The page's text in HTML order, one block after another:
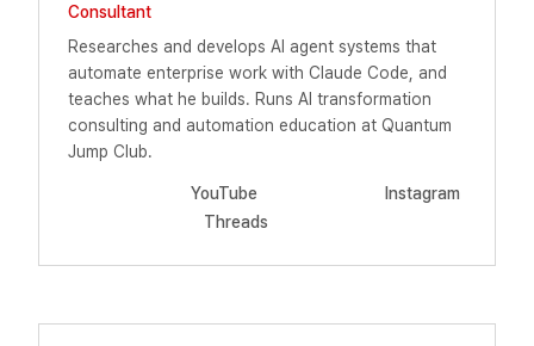
Consultant
Researches and develops AI agent systems that
automate enterprise work with Claude Code, and
teaches what he builds. Runs AI transformation
consulting and automation education at Quantum
Jump Club.
YouTube
Instagram
Threads